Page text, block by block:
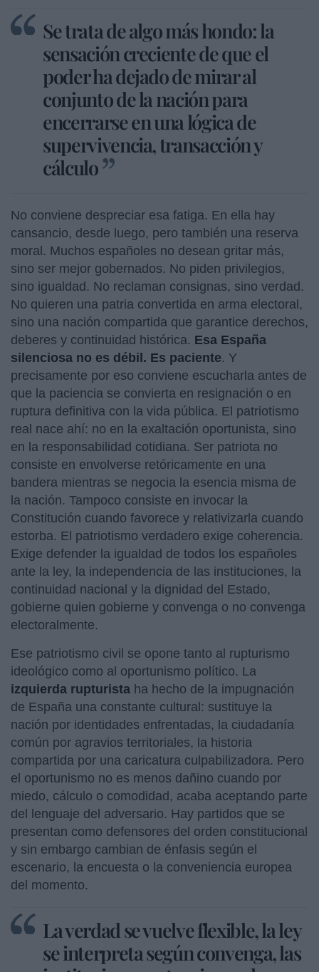
Se trata de algo más hondo: la
sensación creciente de que el
poder ha dejado de mirar al
conjunto de la nación para
encerrarse en una lógica de
supervivencia, transacción y
cálculo
No conviene despreciar esa fatiga. En ella hay
cansancio, desde luego, pero también una reserva
moral. Muchos españoles no desean gritar más,
sino ser mejor gobernados. No piden privilegios,
sino igualdad. No reclaman consignas, sino verdad.
No quieren una patria convertida en arma electoral,
sino una nación compartida que garantice derechos,
deberes y continuidad histórica. Esa España
silenciosa no es débil. Es paciente. Y
precisamente por eso conviene escucharla antes de
que la paciencia se convierta en resignación o en
ruptura definitiva con la vida pública. El patriotismo
real nace ahí: no en la exaltación oportunista, sino
en la responsabilidad cotidiana. Ser patriota no
consiste en envolverse retóricamente en una
bandera mientras se negocia la esencia misma de
la nación. Tampoco consiste en invocar la
Constitución cuando favorece y relativizarla cuando
estorba. El patriotismo verdadero exige coherencia.
Exige defender la igualdad de todos los españoles
ante la ley, la independencia de las instituciones, la
continuidad nacional y la dignidad del Estado,
gobierne quien gobierne y convenga o no convenga
electoralmente.
Ese patriotismo civil se opone tanto al rupturismo
ideológico como al oportunismo político. La
izquierda rupturista ha hecho de la impugnación
de España una constante cultural: sustituye la
nación por identidades enfrentadas, la ciudadanía
común por agravios territoriales, la historia
compartida por una caricatura culpabilizadora. Pero
el oportunismo no es menos dañino cuando por
miedo, cálculo o comodidad, acaba aceptando parte
del lenguaje del adversario. Hay partidos que se
presentan como defensores del orden constitucional
y sin embargo cambian de énfasis según el
escenario, la encuesta o la conveniencia europea
del momento.
La verdad se vuelve flexible, la ley
se interpreta según convenga, las